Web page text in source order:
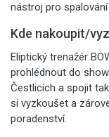
nástroj pro
Kde nakoupit/
Eliptický trenažér
prohlédnout do
Čestlicích a spojit
si vyzkoušet a
poradenství.